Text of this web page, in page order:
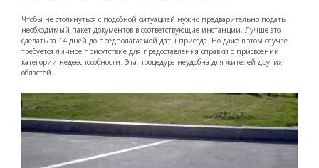
Чтобы не столкнуться с подобной ситуацией нужно предварительно подать
необходимый пакет документов в соответствующие инстанции. Лучше это
сделать за 14 дней до предполагаемой даты приезда. Но даже в этом случае
требуется личное присутствие для предоставления справки о присвоении
категории недееспособности. Эта процедура неудобна для жителей других
областей.